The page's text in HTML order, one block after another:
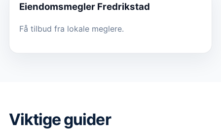
Eiendomsmegler Fredrikstad
Få tilbud fra lokale meglere.
Viktige guider